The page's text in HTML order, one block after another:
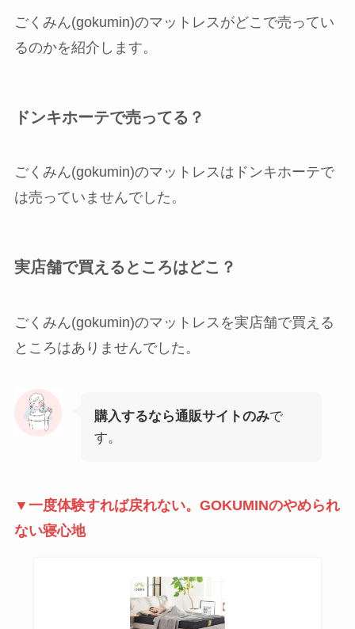
ごくみん(gokumin)のマットレスがどこで売ってい
るのかを紹介します。
ドンキホーテで売ってる？
ごくみん(gokumin)のマットレスはドンキホーテで
は売っていませんでした。
実店舗で買えるところはどこ？
ごくみん(gokumin)のマットレスを実店舗で買える
ところはありませんでした。
購入するなら通販サイトのみで
す。
▼一度体験すれば戻れない。GOKUMINのやめられ
ない寝心地